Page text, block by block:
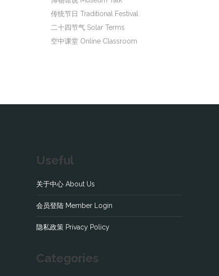
传统节日 Traditional Festival
二十四节气 Solar Terms
空中课堂 Online Classroom
Useful
关于中心 About Us
会员登陆 Member Login
隐私政策 Privacy Policy
Categories